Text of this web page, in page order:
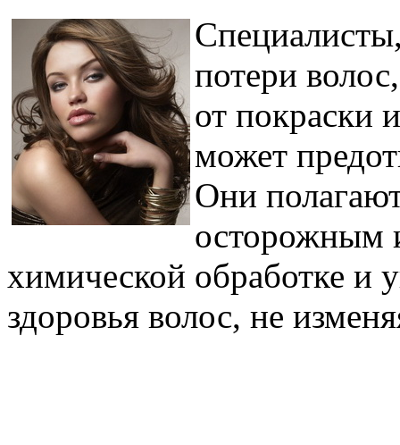
потери
от покраски
может
Они
осторожным
химической обработке и
здоровья волос, не